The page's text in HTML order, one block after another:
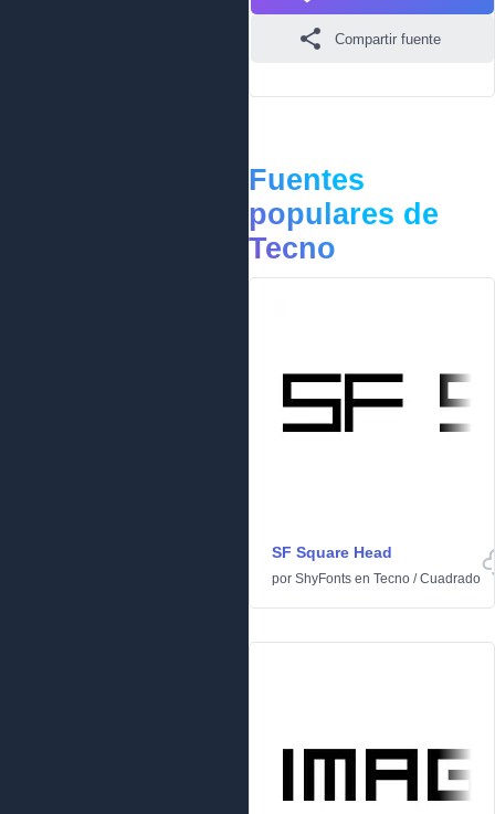
Compartir fuente
Fuentes
populares de
Tecno
SF Square Head
por ShyFonts en Tecno /Cuadrado